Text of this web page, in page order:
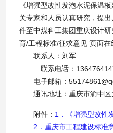
《增强型改性发泡水泥保温
关专家和人员认真研究，提
件至中煤科工集团重庆设计
育/工程标准/征求意见”页面
联系人：刘军
联系电话：
电子邮箱：
通讯地址：重庆市渝中区
附件： 1．《增强型改性
2．重庆市工程建设标准